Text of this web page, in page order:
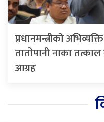
प्रधानमन्त्रीको
तातोपानी नाका
आग्रह